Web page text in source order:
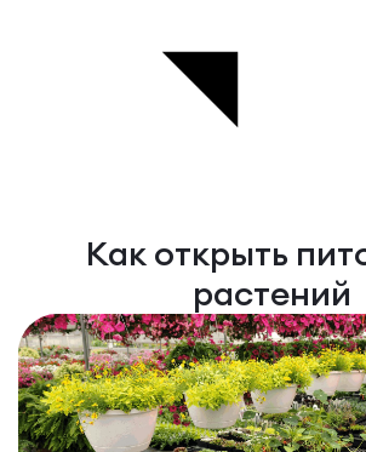
Как открыть
растений